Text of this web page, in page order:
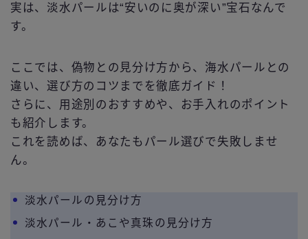
実は、淡水パールは“安いのに奥が深い”宝石なんで
す。
ここでは、偽物との見分け方から、海水パールとの
違い、選び方のコツまでを徹底ガイド！
さらに、用途別のおすすめや、お手入れのポイント
も紹介します。
これを読めば、あなたもパール選びで失敗しませ
ん。
淡水パールの見分け方
淡水パール・あこや真珠の見分け方